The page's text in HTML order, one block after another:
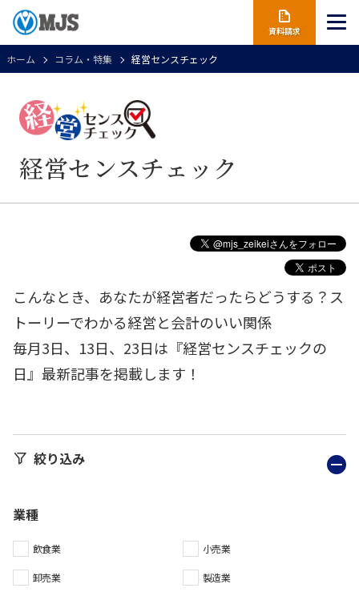
資料請求
ホーム コラム・特集 経営センスチェック
経営センスチェック
こんなとき、あなたが経営者だったらどうする？ス
トーリーでわかる経営と会計のいい関係
毎月3日、13日、23日は『経営センスチェックの
日』最新記事を掲載します！
絞り込み
業種
飲食業 小売業
卸売業 製造業